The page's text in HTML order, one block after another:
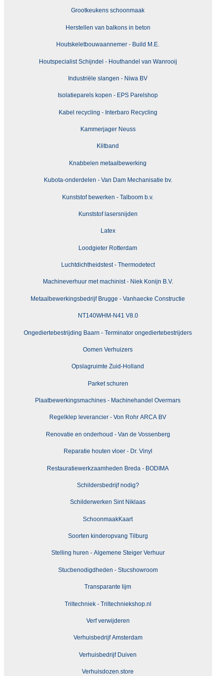
Grootkeukens schoonmaak
Herstellen van balkons in beton
Houtskeletbouwaannemer - Build M.E.
Houtspecialist Schijndel - Houthandel van Wanrooij
Industriële slangen - Niwa BV
Isolatieparels kopen - EPS Parelshop
Kabel recycling - Interbaro Recycling
Kammerjager Neuss
Klitband
Knabbelen metaalbewerking
Kubota-onderdelen - Van Dam Mechanisatie bv.
Kunststof bewerken - Talboom b.v.
Kunststof lasersnijden
Latex
Loodgieter Rotterdam
Luchtdichtheidstest - Thermodetect
Machineverhuur met machinist - Niek Konijn B.V.
Metaalbewerkingsbedrijf Brugge - Vanhaecke Constructie
NT140WHM-N41 V8.0
Ongediertebestrijding Baarn - Terminator ongediertebestrijders
Oomen Verhuizers
Opslagruimte Zuid-Holland
Parket schuren
Plaatbewerkingsmachines - Machinehandel Overmars
Regelklep leverancier - Von Rohr ARCA BV
Renovatie en onderhoud - Van de Vossenberg
Reparatie houten vloer - Dr. Vinyl
Restauratiewerkzaamheden Breda - BODIMA
Schildersbedrijf nodig?
Schilderwerken Sint Niklaas
SchoonmaakKaart
Soorten kinderopvang Tilburg
Stelling huren - Algemene Steiger Verhuur
Stucbenodigdheden - Stucshowroom
Transparante lijm
Triltechniek - Triltechniekshop.nl
Verf verwijderen
Verhuisbedrijf Amsterdam
Verhuisbedrijf Duiven
Verhuisdozen.store